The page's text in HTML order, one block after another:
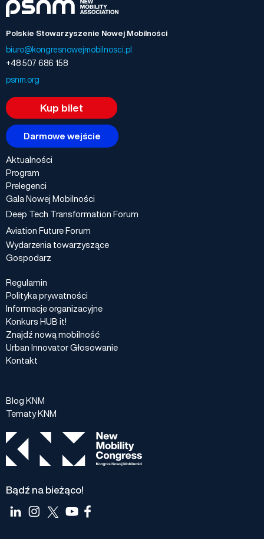
Polskie Stowarzyszenie Nowej Mobilności
biuro@kongresnowejmobilnosci.pl
+48 507 686 158
psnm.org
Kup bilet
Darmowe wejście
Aktualności
Program
Prelegenci
Gala Nowej Mobilności
Deep Tech Transformation Forum
Aviation Future Forum
Wydarzenia towarzyszące
Gospodarz
Regulamin
Polityka prywatności
Informacje organizacyjne
Konkurs HUB it!
Znajdź nową mobilność
Urban Innovator Głosowanie
Kontakt
Blog KNM
Tematy KNM
Bądź na bieżąco!